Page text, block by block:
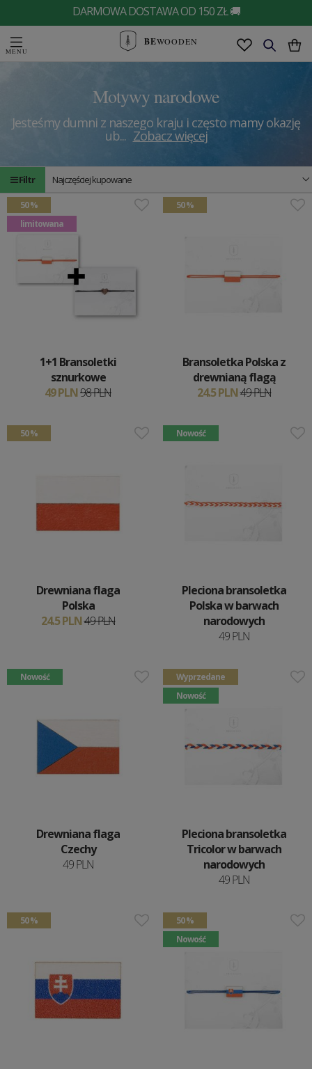
DARMOWA DOSTAWA OD 150 ZŁ 🚚
BEWOODEN
Motywy narodowe
Jesteśmy dumni z naszego kraju i często mamy okazję
ub... Zobacz więcej
Filtr Najczęściej kupowane
50 %
limitowana
1+1 Bransoletki
sznurkowe
49 PLN98 PLN
50 %
Bransoletka Polska z
drewnianą flagą
24.5 PLN49 PLN
50 %
Drewniana flaga
Polska
24.5 PLN49 PLN
Nowość
Pleciona bransoletka
Polska w barwach
narodowych
49 PLN
Nowość
Drewniana flaga
Czechy
49 PLN
Wyprzedane
Nowość
Pleciona bransoletka
Tricolor w barwach
narodowych
49 PLN
50 %
50 %
Nowość